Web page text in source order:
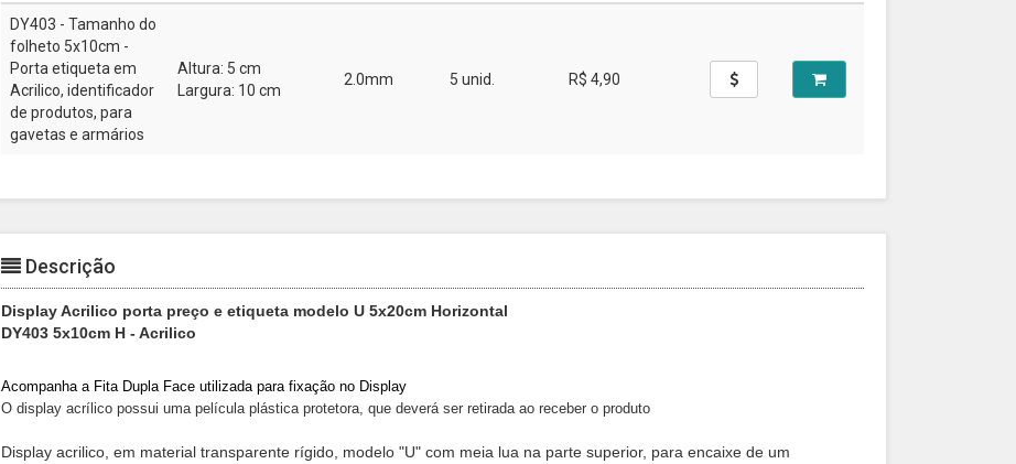
DY403 - Tamanho do
folheto 5x10cm -
Porta etiqueta em
Acrilico, identificador
de produtos, para
gavetas e armários
Altura: 5 cm
Largura: 10 cm
2.0mm 5 unid. R$ 4,90
Descrição
Display Acrilico porta preço e etiqueta modelo U 5x20cm Horizontal
DY403 5x10cm H - Acrilico
Acompanha a Fita Dupla Face utilizada para fixação no Display
O display acrílico possui uma película plástica protetora, que deverá ser retirada ao receber o produto
Display acrilico, em material transparente rígido, modelo "U" com meia lua na parte superior, para encaixe de um